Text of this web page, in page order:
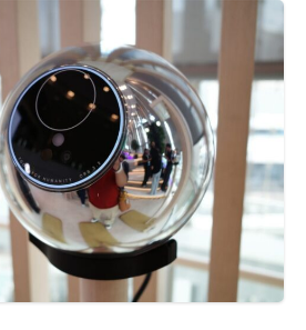
พย์ (ก.ล.ต.) ร่วมแถลงข่าวความ
ะบวนการจัดทำบันทึกความเข้าใจ
รวงดิจิทัลเพื่อเศรษฐกิจและสังคมกับ
ความคืบหน้าการสอบสวนคดีพิเศษ
พื่อแลกเหรียญคริปโทเคอร์เรนซี
กสคส. ได้ส่งเรื่องให้ DSI ดำเนิน
ญมีความเห็นว่าข้อมูลม่านตาเป็น
อ่อนไหว ซึ่งต้องได้รับความยินยอม
ข้อมูล แต่จากการตรวจสอบพบว่า
า